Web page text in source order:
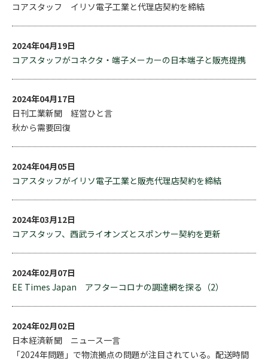
コアスタッフ イリソ電子工業と代理店契約を締結
2024年04月19日
コアスタッフがコネクタ・端子メーカーの日本端子と販売提携
2024年04月17日
日刊工業新聞 経営ひと言
秋から需要回復
2024年04月05日
コアスタッフがイリソ電子工業と販売代理店契約を締結
2024年03月12日
コアスタッフ、西武ライオンズとスポンサー契約を更新
2024年02月07日
EE Times Japan アフターコロナの調達網を探る（2）
2024年02月02日
日本経済新聞 ニュース一言
「2024年問題」で物流拠点の問題が注目されている。配送時間